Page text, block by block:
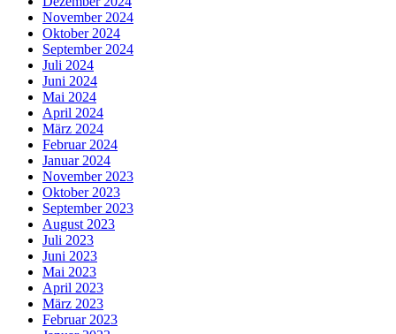
November 2024
Oktober 2024
September 2024
Juli 2024
Juni 2024
Mai 2024
April 2024
März 2024
Februar 2024
Januar 2024
November 2023
Oktober 2023
September 2023
August 2023
Juli 2023
Juni 2023
Mai 2023
April 2023
März 2023
Februar 2023